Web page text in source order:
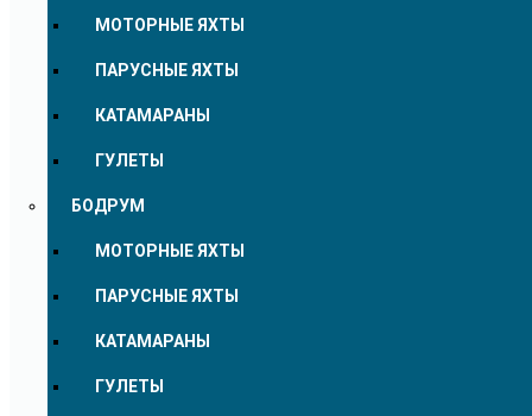
МОТОРНЫЕ ЯХТЫ
ПАРУСНЫЕ ЯХТЫ
КАТАМАРАНЫ
ГУЛЕТЫ
БОДРУМ
МОТОРНЫЕ ЯХТЫ
ПАРУСНЫЕ ЯХТЫ
КАТАМАРАНЫ
ГУЛЕТЫ